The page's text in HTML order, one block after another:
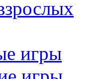
игры